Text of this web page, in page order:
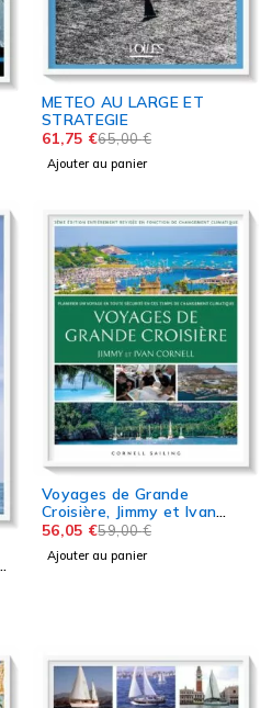
METEO AU LARGE ET
STRATEGIE
65,00€
61,75 €
Ajouter au panier
Voyages de Grande
Croisière, Jimmy et Ivan
Cornell 3ème édition 2024
59,00€
56,05 €
Ajouter au panier